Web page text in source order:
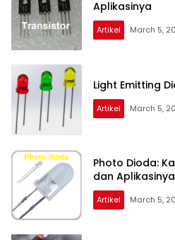
Aplikasinya
Artikel March 5,
Light Emitting
Artikel March 5,
Photo Dioda:
dan Aplikasinya
Artikel March 5,